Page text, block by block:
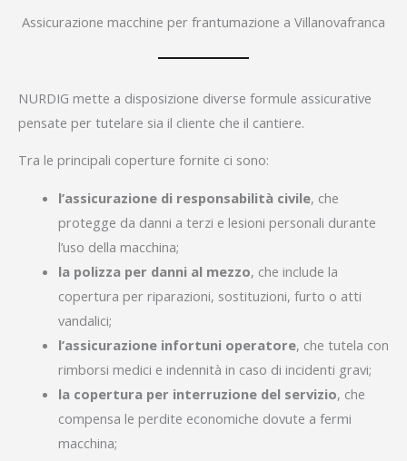
Assicurazione macchine per frantumazione a Villanovafranca
NURDIG mette a disposizione diverse formule assicurative
pensate per tutelare sia il cliente che il cantiere.
Tra le principali coperture fornite ci sono:
l’assicurazione di responsabilità civile, che
protegge da danni a terzi e lesioni personali durante
l’uso della macchina;
la polizza per danni al mezzo, che include la
copertura per riparazioni, sostituzioni, furto o atti
vandalici;
l’assicurazione infortuni operatore, che tutela con
rimborsi medici e indennità in caso di incidenti gravi;
la copertura per interruzione del servizio, che
compensa le perdite economiche dovute a fermi
macchina;